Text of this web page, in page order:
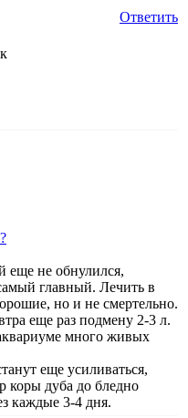
Ответить
не обнулился,
главный. Лечить в
но и не смертельно.
еще раз подмену 2-3 л.
много живых
еще усиливаться,
коры дуба до бледно
каждые 3-4 дня.